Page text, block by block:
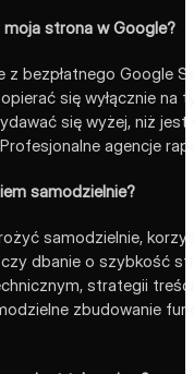
strona w Google?
bezpłatnego Google
się wyłącznie
się wyżej, niż
agencje
samodzielnie?
samodzielnie,
dbanie o szybkość
strategii
zbudowanie